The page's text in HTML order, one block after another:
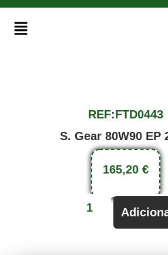
REF:FTD0443
S. Gear 80W90 EP
165,20 €